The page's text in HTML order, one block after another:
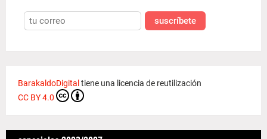
suscríbete
BarakaldoDigital tiene una licencia de reutilización
CC BY 4.0